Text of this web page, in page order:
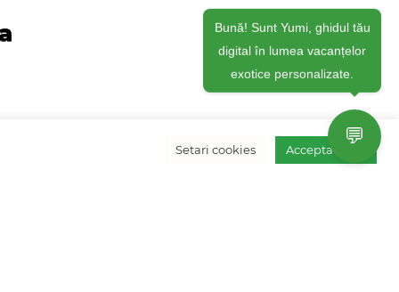
Setari cookies Accepta toate
💬
Bună! Sunt Yumi, ghidul tău
digital în lumea vacanțelor
exotice personalizate.